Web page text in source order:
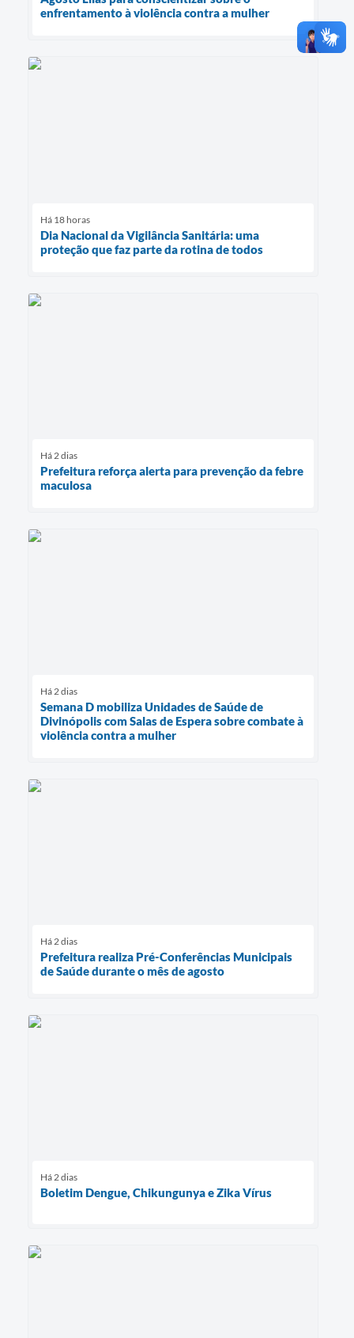
enfrentamento à violência contra a mulher
Há 18 horas
Dia Nacional da Vigilância Sanitária: uma
proteção que faz parte da rotina de todos
Há 2 dias
Prefeitura reforça alerta para prevenção da febre
maculosa
Há 2 dias
Semana D mobiliza Unidades de Saúde de
Divinópolis com Salas de Espera sobre combate à
violência contra a mulher
Há 2 dias
Prefeitura realiza Pré-Conferências Municipais
de Saúde durante o mês de agosto
Há 2 dias
Boletim Dengue, Chikungunya e Zika Vírus